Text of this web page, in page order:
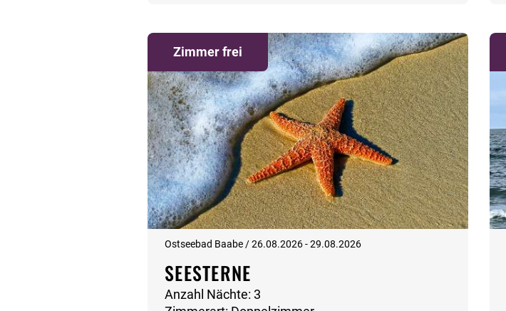
Zimmer frei
Ostseebad Baabe / 26.08.2026 - 29.08.2026
SEESTERNE
Anzahl Nächte: 3